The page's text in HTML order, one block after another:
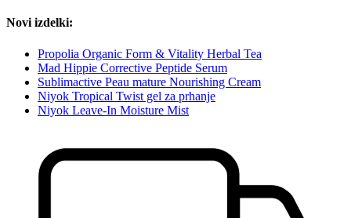
Novi izdelki:
Propolia Organic Form & Vitality Herbal Tea
Mad Hippie Corrective Peptide Serum
Sublimactive Peau mature Nourishing Cream
Niyok Tropical Twist gel za prhanje
Niyok Leave-In Moisture Mist